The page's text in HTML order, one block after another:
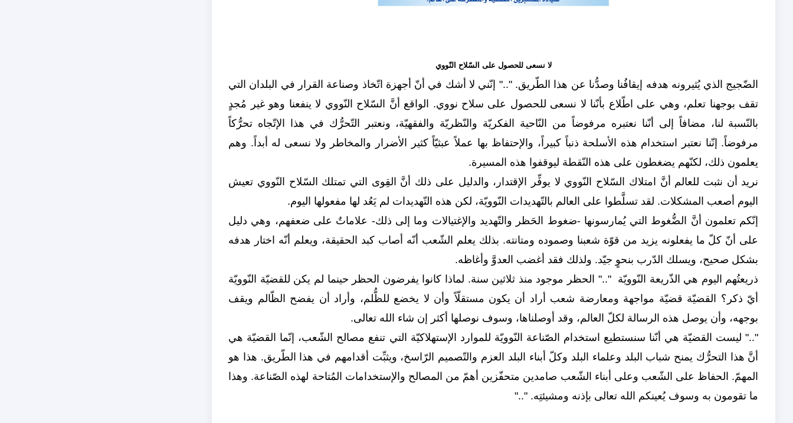
لا نسعى للحصول على السّلاح النّووي
الضّجيج الذي يُثيرونه هدفه إيقافُنا وصدُّنا عن هذا الطّريق. ".." إنّني لا أشك في أنّ أجهزة اتّخاذ وصناعة القرار في البلدان التي
تقف بوجهنا تعلم، وهي على اطّلاع بأنّنا لا نسعى للحصول على سلاح نووي. الواقع أنَّ السّلاح النّووي لا ينفعنا وهو غير مُجدٍ
بالنّسبة لنا، مضافاً إلى أنّنا نعتبره مرفوضاً من النّاحية الفكريّة والنّظريّة والفقهيّة، ونعتبر التّحرُّك في هذا الإتّجاه تحرُّكاً
مرفوضاً. إنّنا نعتبر استخدام هذه الأسلحة ذنباً كبيراً، والإحتفاظ بها عملاً عبثيّاً كثير الأضرار والمخاطر ولا نسعى له أبداً. وهم
يعلمون ذلك، لكنّهم يضغطون على هذه النّقطة ليوقفوا هذه المسيرة.
نريد أن نثبت للعالم أنَّ امتلاك السّلاح النّووي لا يوفِّر الإقتدار، والدليل على ذلك أنَّ القِوى التي تمتلك السّلاح النّووي تعيش
اليوم أصعب المشكلات. لقد تسلَّطوا على العالم بالتّهديدات النّوويّة، لكن هذه التّهديدات لم يَعُد لها مفعولها اليوم.
إنّكم تعلمون أنَّ الضُّغوط التي يُمارسونها -ضغوط الحَظر والتّهديد والإغتيالات وما إلى ذلك- علاماتٌ على ضعفهم، وهي دليل
على أنّ كلّ ما يفعلونه يزيد من قوّة شعبنا وصموده ومتانته. بذلك يعلم الشّعب أنّه أصاب كبد الحقيقة، ويعلم أنّه اختار هدفه
بشكل صحيح، ويسلك الدّرب بنحوٍ جيّد. ولذلك فقد أغضب العدوَّ وأغاظه.
ذريعتُهم اليوم هي الذّريعة النّوويّة ".." الحظر موجود منذ ثلاثين سنة. لماذا كانوا يفرضون الحظر حينما لم يكن للقضيّة النّوويّة
أيّ ذكر؟ القضيّة قضيّة مواجهة ومعارضة شعب أراد أن يكون مستقلّاً وأن لا يخضع للظُّلم، وأراد أن يفضح الظّالم ويقف
بوجهه، وأن يوصل هذه الرسالة لكلّ العالم، وقد أوصلناها، وسوف نوصلها أكثر إن شاء الله تعالى.
".." ليست القضيّة هي أنّنا سنستطيع استخدام الصّناعة النّوويّة للموارد الإستهلاكيّة التي تنفع مصالح الشّعب، إنّما القضيّة هي
أنَّ هذا التحرُّك يمنح شباب البلد وعلماء البلد وكلّ أبناء البلد العزم والتّصميم الرّاسخ، ويثبِّت أقدامهم في هذا الطّريق. هذا هو
المهمّ. الحفاظ على الشّعب وعلى أبناء الشّعب صامدين متحفّزين أهمّ من المصالح والإستخدامات المُتاحة لهذه الصّناعة. وهذا
ما تقومون به وسوف يُعينكم الله تعالى بإذنه ومشيئتِه. ".."